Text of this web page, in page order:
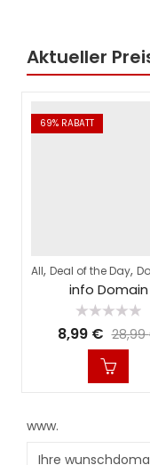
Aktueller
69% RABATT
All, Deal of the Day,
info Domain
Bewertet
mit
8,99 € 28,99
www.